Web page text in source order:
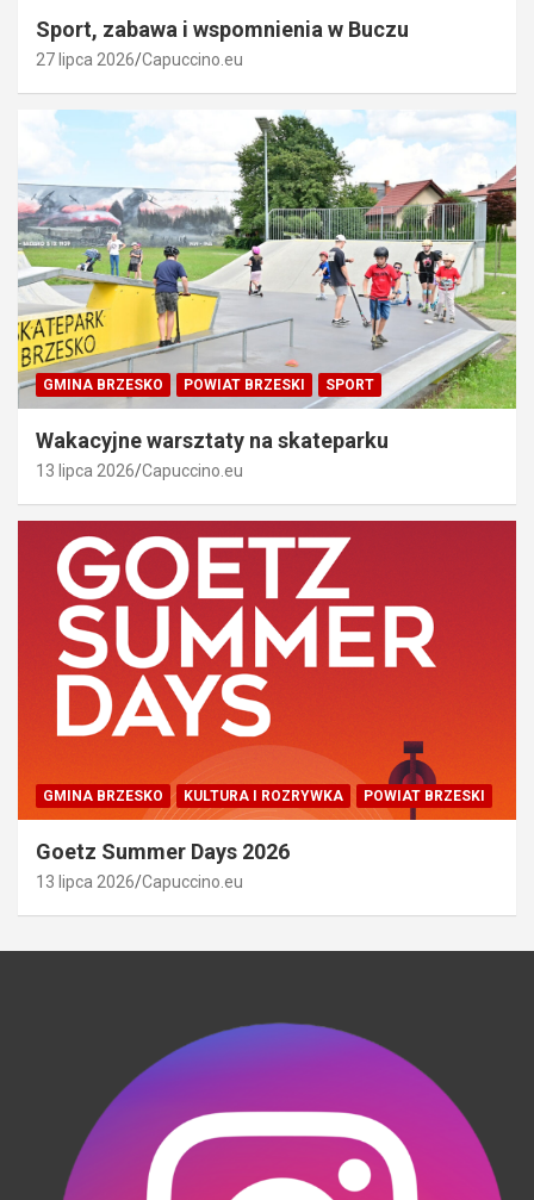
Sport, zabawa i wspomnienia w Buczu
27 lipca 2026 Capuccino.eu
GMINA BRZESKO POWIAT BRZESKI SPORT
Wakacyjne warsztaty na skateparku
13 lipca 2026 Capuccino.eu
GMINA BRZESKO KULTURA I ROZRYWKA POWIAT BRZESKI
Goetz Summer Days 2026
13 lipca 2026 Capuccino.eu